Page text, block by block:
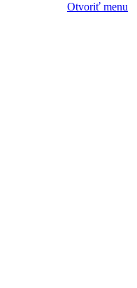
Otvoriť menu